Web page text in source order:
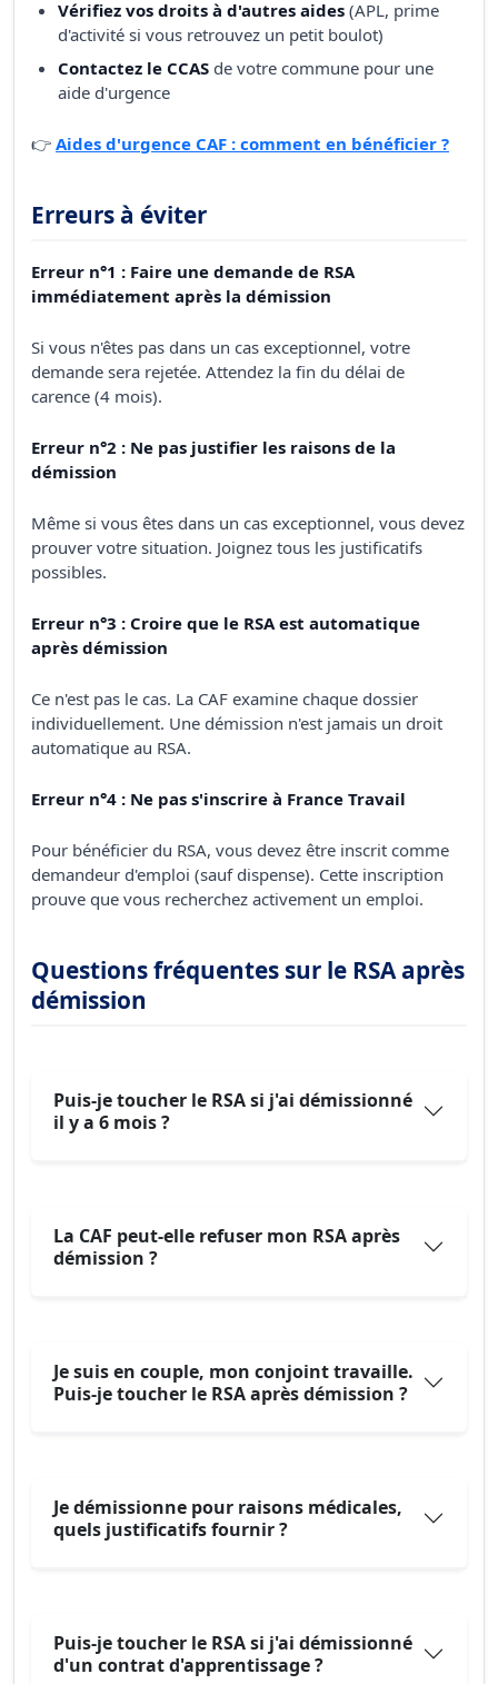
Vérifiez vos droits à d'autres aides (APL, prime
d'activité si vous retrouvez un petit boulot)
Contactez le CCAS de votre commune pour une
aide d'urgence
👉 Aides d'urgence CAF : comment en bénéficier ?
Erreurs à éviter
Erreur n°1 : Faire une demande de RSA
immédiatement après la démission
Si vous n'êtes pas dans un cas exceptionnel, votre
demande sera rejetée. Attendez la fin du délai de
carence (4 mois).
Erreur n°2 : Ne pas justifier les raisons de la
démission
Même si vous êtes dans un cas exceptionnel, vous devez
prouver votre situation. Joignez tous les justificatifs
possibles.
Erreur n°3 : Croire que le RSA est automatique
après démission
Ce n'est pas le cas. La CAF examine chaque dossier
individuellement. Une démission n'est jamais un droit
automatique au RSA.
Erreur n°4 : Ne pas s'inscrire à France Travail
Pour bénéficier du RSA, vous devez être inscrit comme
demandeur d'emploi (sauf dispense). Cette inscription
prouve que vous recherchez activement un emploi.
Questions fréquentes sur le RSA après
démission
Puis-je toucher le RSA si j'ai démissionné
il y a 6 mois ?
La CAF peut-elle refuser mon RSA après
démission ?
Je suis en couple, mon conjoint travaille.
Puis-je toucher le RSA après démission ?
Je démissionne pour raisons médicales,
quels justificatifs fournir ?
Puis-je toucher le RSA si j'ai démissionné
d'un contrat d'apprentissage ?